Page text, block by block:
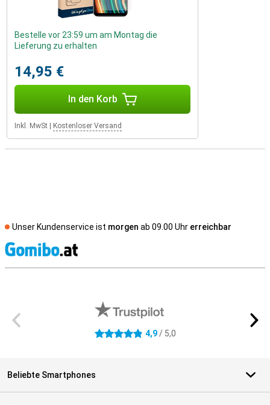
Bestelle vor 23:59 um am Montag die
Lieferung zu erhalten
14,95 €
In den Korb
Inkl. MwSt Kostenloser Versand
Unser Kundenservice ist morgen ab 09.00 Uhr erreichbar
4.9 Sterne 4,9/ 5,0
Beliebte Smartphones